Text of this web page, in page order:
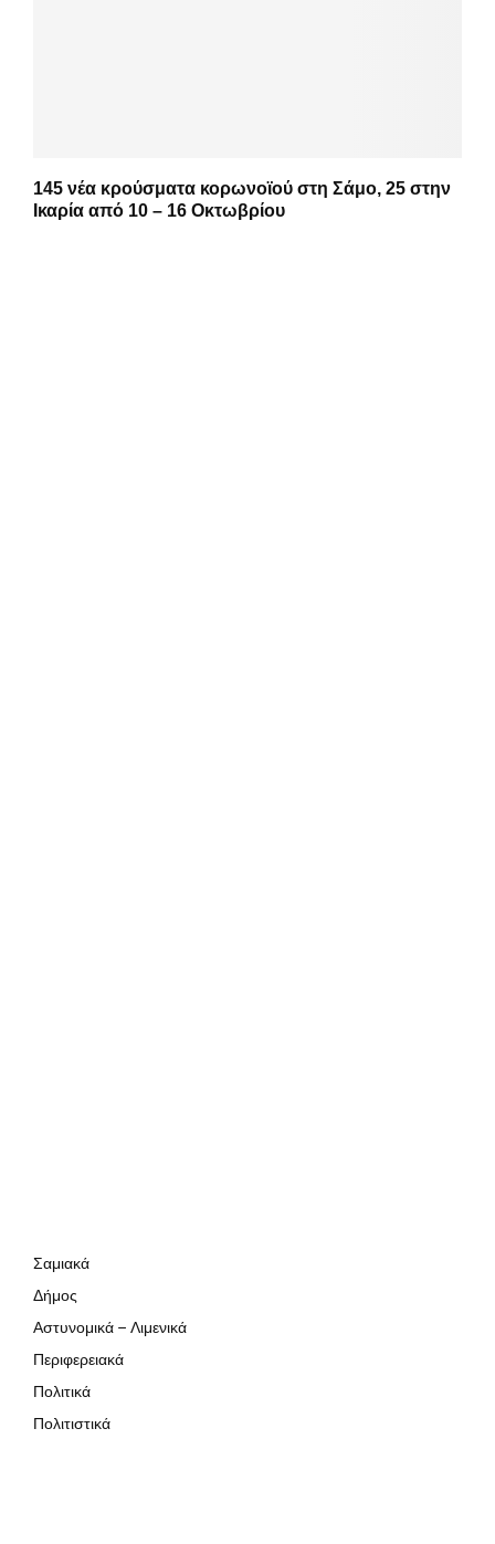
145 νέα κρούσματα κορωνοϊού στη Σάμο, 25 στην
Ικαρία από 10 – 16 Οκτωβρίου
Σαμιακά
Δήμος
Αστυνομικά – Λιμενικά
Περιφερειακά
Πολιτικά
Πολιτιστικά